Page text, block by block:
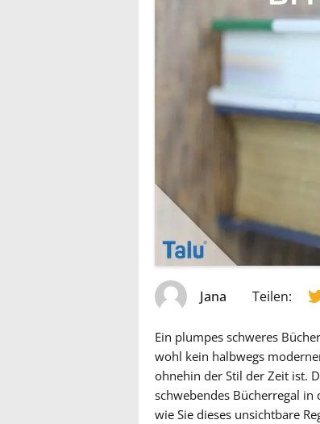
Jana Teilen:
Ein plumpes schweres
wohl kein halbwegs
ohnehin der Stil der Zeit ist.
schwebendes Bücherregal
wie Sie dieses unsichtbare